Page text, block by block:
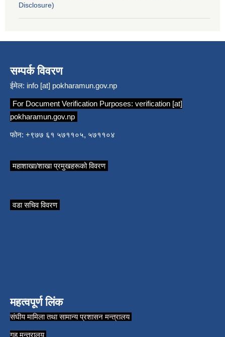
Disclosure)
सम्पर्क विवरण
ईमेल: info [at] pokharamun.gov.np
For Document Verification Purposes: verification [at]
pokharamun.gov.np
फोन: +९७७ ६१ ५७११०५, ५७११०४
महाशाखा/शाखा प्रमुखहरूको विवरण
वडा सचिव विवरण
महत्वपूर्ण लिंक
संघीय मामिला तथा सामान्य प्रशासन मन्त्रालय
गृह मन्त्रालय